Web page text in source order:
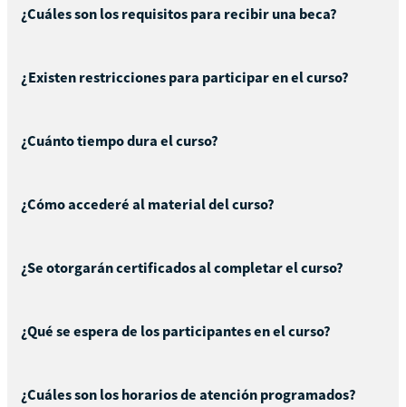
¿Cuáles son los requisitos para recibir una beca?
¿Existen restricciones para participar en el curso?
¿Cuánto tiempo dura el curso?
¿Cómo accederé al material del curso?
¿Se otorgarán certificados al completar el curso?
¿Qué se espera de los participantes en el curso?
¿Cuáles son los horarios de atención programados?